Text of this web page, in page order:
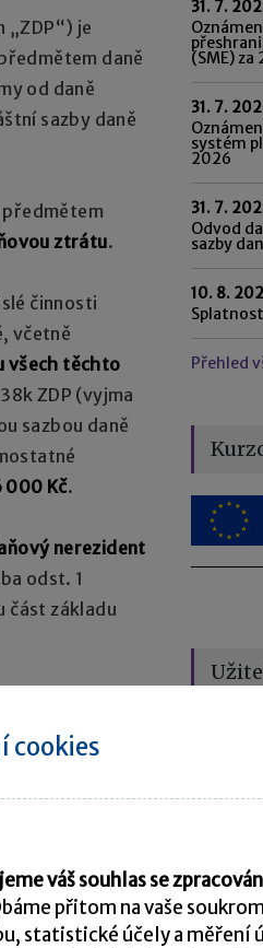
„ZDP“) je
daně
od daně
sazby daně
ztrátu.
činnosti
včetně
všech těchto
ZDP (vyjma
sazbou daně
000 Kč.
nerezident
odst. 1
část základu
, které se
kdy byly
uvedených v §
31. 7.
(SME)
31. 7.
systém
2026
31. 7.
Odvod
sazby
10. 8.
Přehled
cookies
váš souhlas se
přitom na vaše
statistické účely a měření